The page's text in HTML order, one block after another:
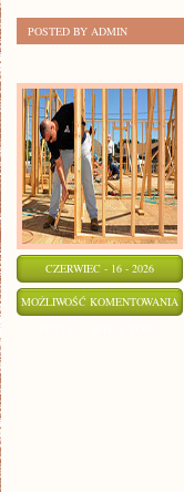
POSTED BY ADMIN
CZERWIEC - 16 - 2026
MOŻLIWOŚĆ KOMENTOWANIA